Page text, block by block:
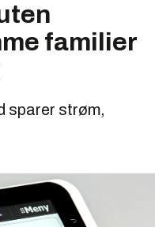
familier
sparer strøm,